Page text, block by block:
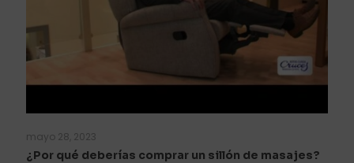
mayo 28, 2023
¿Por qué deberías comprar un sillón de masajes?